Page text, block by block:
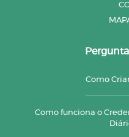
Como
Como funciona o